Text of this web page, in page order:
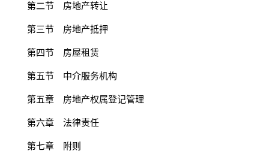
第二节 房地产转让
第三节 房地产抵押
第四节 房屋租赁
第五节 中介服务机构
第五章 房地产权属登记管理
第六章 法律责任
第七章 附则